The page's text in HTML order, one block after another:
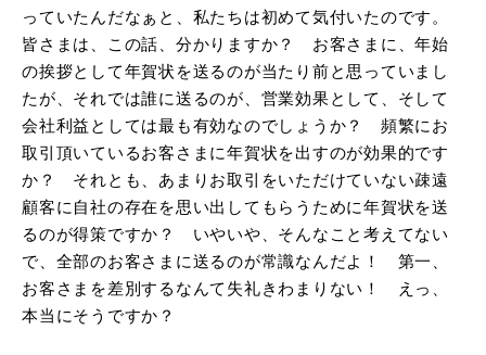
っていたんだなぁと、私たちは初めて気付いたのです。
皆さまは、この話、分かりますか？ お客さまに、年始
の挨拶として年賀状を送るのが当たり前と思っていまし
たが、それでは誰に送るのが、営業効果として、そして
会社利益としては最も有効なのでしょうか？ 頻繁にお
取引頂いているお客さまに年賀状を出すのが効果的です
か？ それとも、あまりお取引をいただけていない疎遠
顧客に自社の存在を思い出してもらうために年賀状を送
るのが得策ですか？ いやいや、そんなこと考えてない
で、全部のお客さまに送るのが常識なんだよ！ 第一、
お客さまを差別するなんて失礼きわまりない！ えっ、
本当にそうですか？